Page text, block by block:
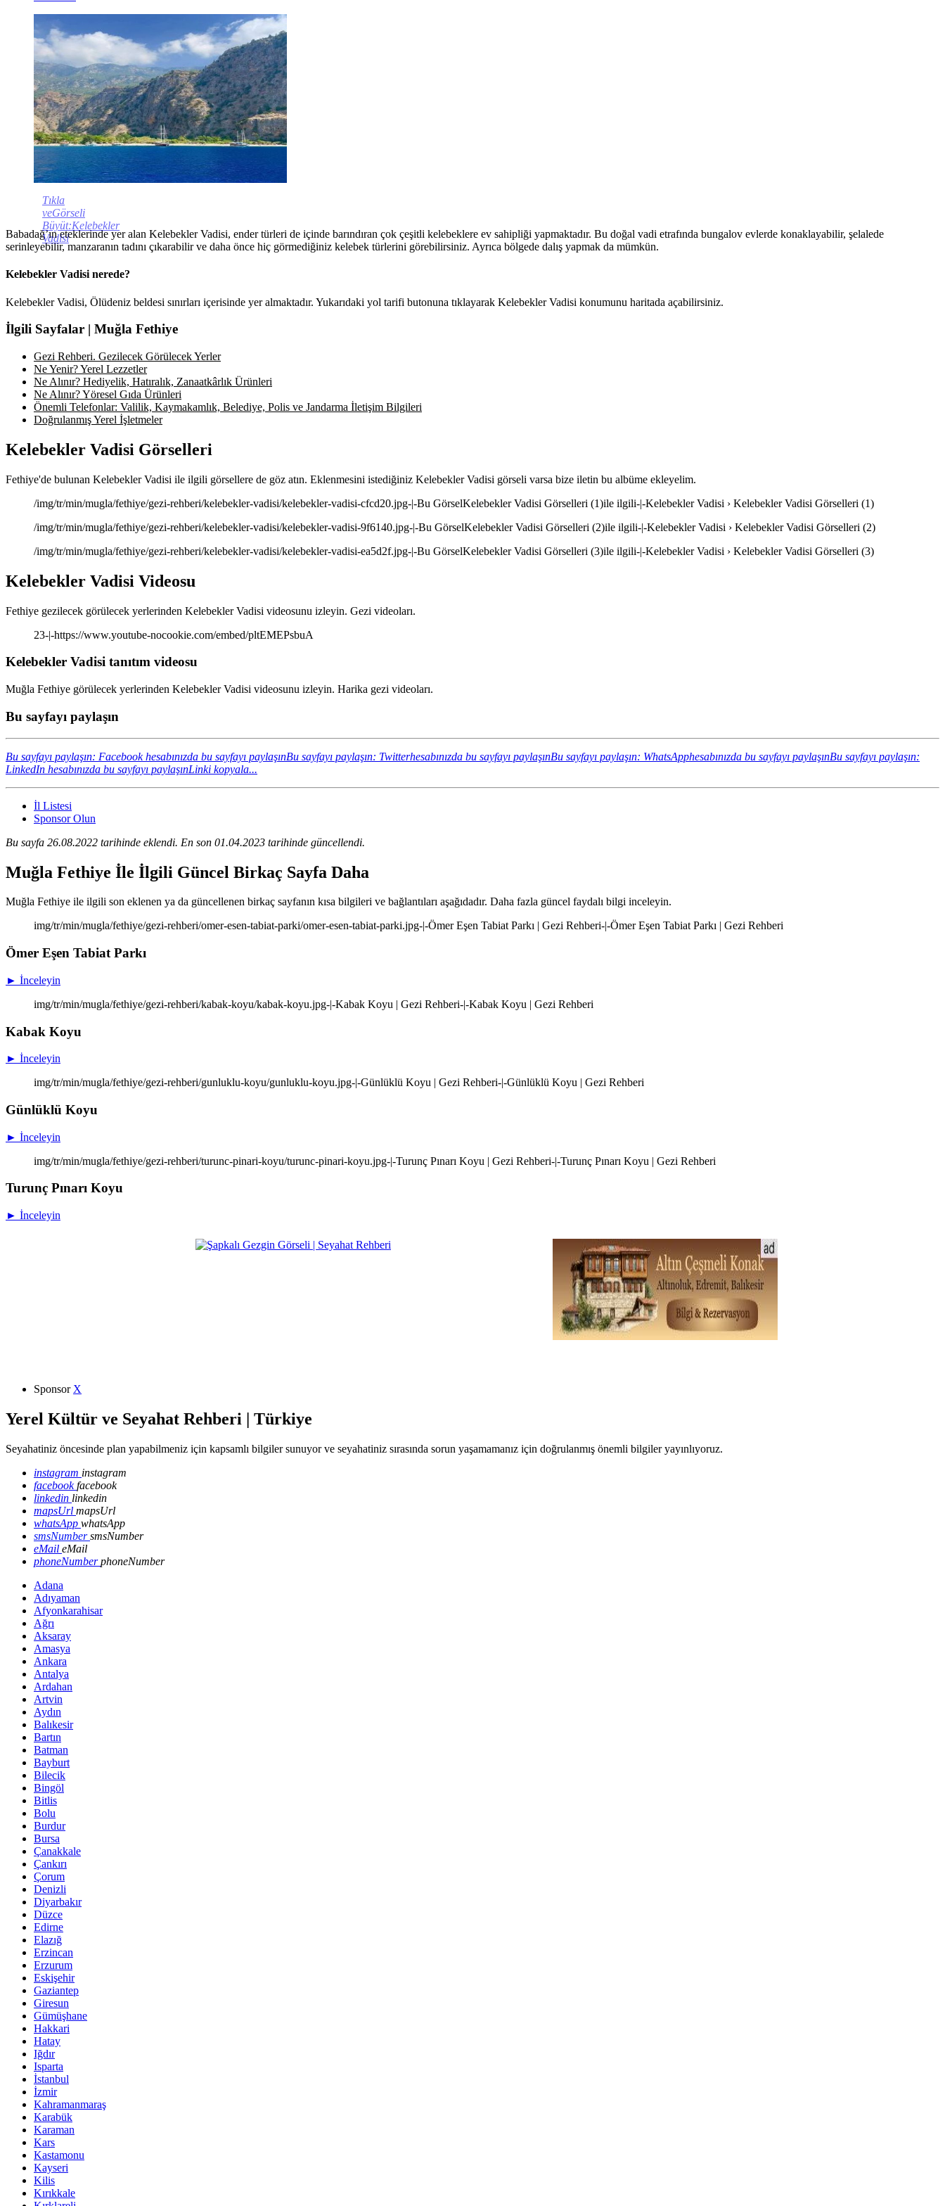
Tıkla
veGörseli
Büyüt:Kelebekler
Vadisi
Babadağ’ın eteklerinde yer alan Kelebekler Vadisi, ender türleri de içinde barındıran çok çeşitli kelebeklere ev sahipliği yapmaktadır. Bu doğal vadi etrafında bungalov evlerde konaklayabilir, şelalede
serinleyebilir, manzaranın tadını çıkarabilir ve daha önce hiç görmediğiniz kelebek türlerini görebilirsiniz. Ayrıca bölgede dalış yapmak da mümkün.
Kelebekler Vadisi nerede?
Kelebekler Vadisi, Ölüdeniz beldesi sınırları içerisinde yer almaktadır. Yukarıdaki yol tarifi butonuna tıklayarak Kelebekler Vadisi konumunu haritada açabilirsiniz.
İlgili Sayfalar | Muğla Fethiye
Gezi Rehberi. Gezilecek Görülecek Yerler
Ne Yenir? Yerel Lezzetler
Ne Alınır? Hediyelik, Hatıralık, Zanaatkârlık Ürünleri
Ne Alınır? Yöresel Gıda Ürünleri
Önemli Telefonlar: Valilik, Kaymakamlık, Belediye, Polis ve Jandarma İletişim Bilgileri
Doğrulanmış Yerel İşletmeler
Kelebekler Vadisi Görselleri
Fethiye'de bulunan Kelebekler Vadisi ile ilgili görsellere de göz atın. Eklenmesini istediğiniz Kelebekler Vadisi görseli varsa bize iletin bu albüme ekleyelim.
/img/tr/min/mugla/fethiye/gezi-rehberi/kelebekler-vadisi/kelebekler-vadisi-cfcd20.jpg-|-Bu GörselKelebekler Vadisi Görselleri (1)ile ilgili-|-Kelebekler Vadisi › Kelebekler Vadisi Görselleri (1)
/img/tr/min/mugla/fethiye/gezi-rehberi/kelebekler-vadisi/kelebekler-vadisi-9f6140.jpg-|-Bu GörselKelebekler Vadisi Görselleri (2)ile ilgili-|-Kelebekler Vadisi › Kelebekler Vadisi Görselleri (2)
/img/tr/min/mugla/fethiye/gezi-rehberi/kelebekler-vadisi/kelebekler-vadisi-ea5d2f.jpg-|-Bu GörselKelebekler Vadisi Görselleri (3)ile ilgili-|-Kelebekler Vadisi › Kelebekler Vadisi Görselleri (3)
Kelebekler Vadisi Videosu
Fethiye gezilecek görülecek yerlerinden Kelebekler Vadisi videosunu izleyin. Gezi videoları.
23-|-https://www.youtube-nocookie.com/embed/pltEMEPsbuA
Kelebekler Vadisi tanıtım videosu
Muğla Fethiye görülecek yerlerinden Kelebekler Vadisi videosunu izleyin. Harika gezi videoları.
Bu sayfayı paylaşın
Bu sayfayı paylaşın: Facebook hesabınızda bu sayfayı paylaşınBu sayfayı paylaşın: Twitterhesabınızda bu sayfayı paylaşınBu sayfayı paylaşın: WhatsApphesabınızda bu sayfayı paylaşınBu sayfayı paylaşın:
LinkedIn hesabınızda bu sayfayı paylaşınLinki kopyala...
İl Listesi
Sponsor Olun
Bu sayfa 26.08.2022 tarihinde eklendi. En son 01.04.2023 tarihinde güncellendi.
Muğla Fethiye İle İlgili Güncel Birkaç Sayfa Daha
Muğla Fethiye ile ilgili son eklenen ya da güncellenen birkaç sayfanın kısa bilgileri ve bağlantıları aşağıdadır. Daha fazla güncel faydalı bilgi inceleyin.
img/tr/min/mugla/fethiye/gezi-rehberi/omer-esen-tabiat-parki/omer-esen-tabiat-parki.jpg-|-Ömer Eşen Tabiat Parkı | Gezi Rehberi-|-Ömer Eşen Tabiat Parkı | Gezi Rehberi
Ömer Eşen Tabiat Parkı
► İnceleyin
img/tr/min/mugla/fethiye/gezi-rehberi/kabak-koyu/kabak-koyu.jpg-|-Kabak Koyu | Gezi Rehberi-|-Kabak Koyu | Gezi Rehberi
Kabak Koyu
► İnceleyin
img/tr/min/mugla/fethiye/gezi-rehberi/gunluklu-koyu/gunluklu-koyu.jpg-|-Günlüklü Koyu | Gezi Rehberi-|-Günlüklü Koyu | Gezi Rehberi
Günlüklü Koyu
► İnceleyin
img/tr/min/mugla/fethiye/gezi-rehberi/turunc-pinari-koyu/turunc-pinari-koyu.jpg-|-Turunç Pınarı Koyu | Gezi Rehberi-|-Turunç Pınarı Koyu | Gezi Rehberi
Turunç Pınarı Koyu
► İnceleyin
Sponsor X
Yerel Kültür ve Seyahat Rehberi | Türkiye
Seyahatiniz öncesinde plan yapabilmeniz için kapsamlı bilgiler sunuyor ve seyahatiniz sırasında sorun yaşamamanız için doğrulanmış önemli bilgiler yayınlıyoruz.
instagram instagram
facebookfacebook
linkedin linkedin
mapsUrl mapsUrl
whatsApp whatsApp
smsNumbersmsNumber
eMail eMail
phoneNumberphoneNumber
Adana
Adıyaman
Afyonkarahisar
Ağrı
Aksaray
Amasya
Ankara
Antalya
Ardahan
Artvin
Aydın
Balıkesir
Bartın
Batman
Bayburt
Bilecik
Bingöl
Bitlis
Bolu
Burdur
Bursa
Çanakkale
Çankırı
Çorum
Denizli
Diyarbakır
Düzce
Edirne
Elazığ
Erzincan
Erzurum
Eskişehir
Gaziantep
Giresun
Gümüşhane
Hakkari
Hatay
Iğdır
Isparta
İstanbul
İzmir
Kahramanmaraş
Karabük
Karaman
Kars
Kastamonu
Kayseri
Kilis
Kırıkkale